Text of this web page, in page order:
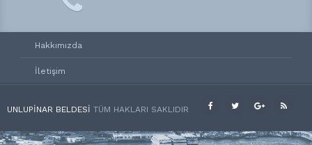
Hakkımızda
İletişim
UNLUPINAR BELDESI TÜM HAKLARI SAKLIDIR